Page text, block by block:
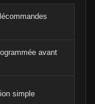
avant
simple